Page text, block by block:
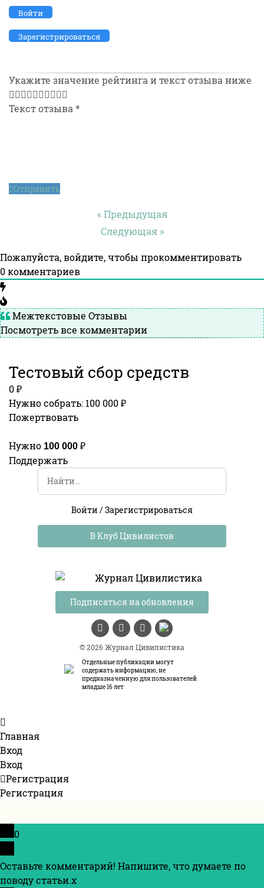
Войти
Зарегистрироваться
Укажите значение рейтинга и текст отзыва ниже
Текст отзыва *
Отправить
« Предыдущая
Следующая »
Пожалуйста, войдите, чтобы прокомментировать
0комментариев
Межтекстовые Отзывы
Посмотреть все комментарии
Тестовый сбор средств
0 ₽
Нужно собрать: 100 000 ₽
Пожертвовать
Нужно 100 000 ₽
Поддержать
Подписаться на обновления
© 2026 Журнал Цивилистика
Отдельные публикации могут
содержать информацию, не
предназначенную для пользователей
младше 16 лет
Войти /Зарегистрироваться
В Клуб Цивилистов
Главная
Вход
Вход
Регистрация
Регистрация
0
Оставьте комментарий! Напишите, что думаете по
поводу статьи.x